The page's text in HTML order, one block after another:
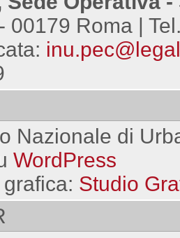
00179 Roma |
Nazionale di
WordPress
Studio